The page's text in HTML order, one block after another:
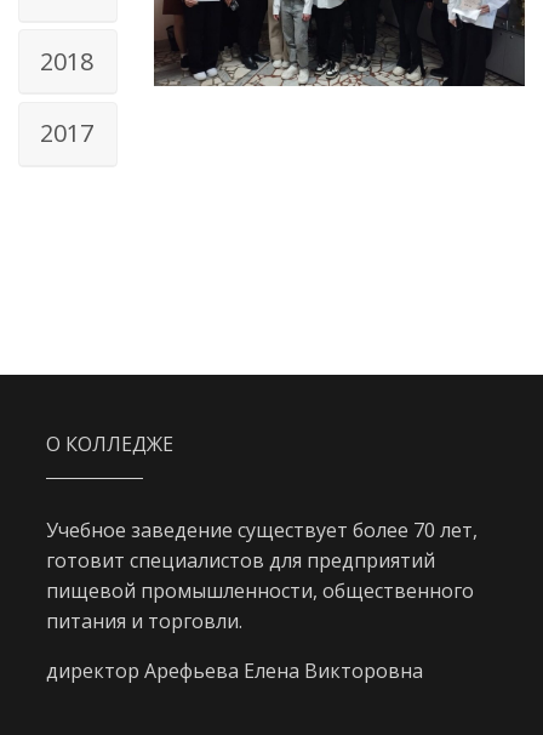
2018
2017
О КОЛЛЕДЖЕ
Учебное заведение существует более 70 лет,
готовит специалистов для предприятий
пищевой промышленности, общественного
питания и торговли.
директор Арефьева Елена Викторовна